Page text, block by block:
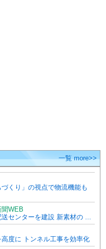
一覧 more>>
くり」の視点で物流機能も
WEB
センターを建設 新素材の ...
度に トンネル工事を効率化